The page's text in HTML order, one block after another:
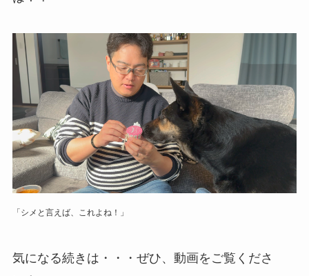
「シメと言えば、これよね！」
気になる続きは・・・ぜひ、動画をご覧くださ